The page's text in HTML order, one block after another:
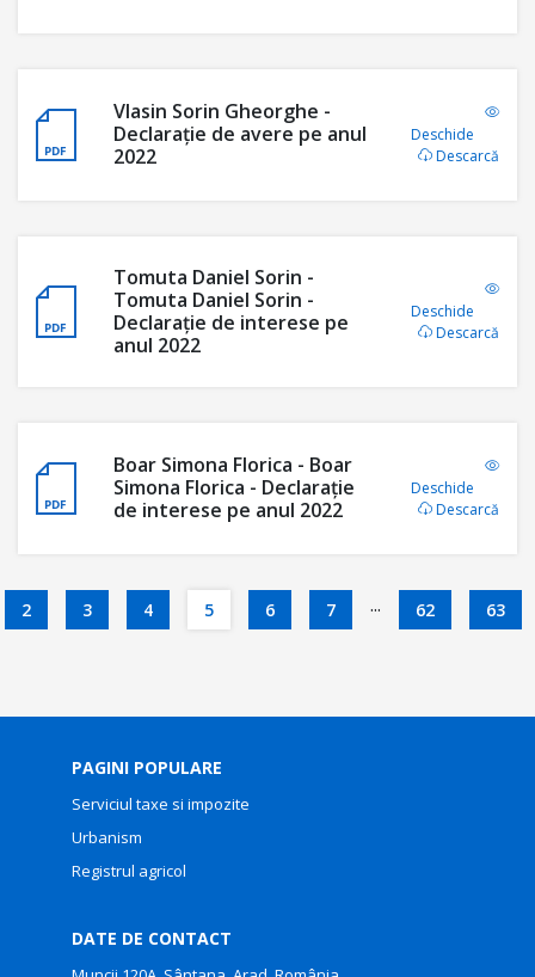
Vlasin Sorin Gheorghe -
Declarație de avere pe anul
2022
Deschide
Descarcă
Tomuta Daniel Sorin -
Tomuta Daniel Sorin -
Declarație de interese pe
anul 2022
Deschide
Descarcă
Boar Simona Florica - Boar
Simona Florica - Declarație
de interese pe anul 2022
Deschide
Descarcă
2 3 4 5 6 7 ... 62 63
PAGINI POPULARE
Serviciul taxe si impozite
Urbanism
Registrul agricol
DATE DE CONTACT